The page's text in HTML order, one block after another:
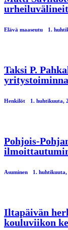
Elävä maaseutu 1.
Taksi P.
Henkilöt 1. huhtikuuta,
Pohjois-
Asuminen 1. huhtikuuta,
Iltapäivän
kouluviikon